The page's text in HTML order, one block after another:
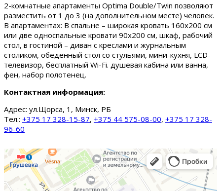
2-комнатные апартаменты Optima Double/Twin позволяют
разместить от 1 до 3 (на дополнительном месте) человек.
В апартаментах: В спальне – широкая кровать 160х200 см
или две односпальные кровати 90х200 см, шкаф, рабочий
стол, в гостиной – диван с креслами и журнальным
столиком, обеденный стол со стульями, мини-кухня, LCD-
телевизор, бесплатный Wi-Fi. душевая кабина или ванна,
фен, набор полотенец.
Контактная информация:
Адрес: ул.Щорса, 1, Минск, РБ
Тел.: +375 17 328-15-87, +375 44 575-08-00, +375 17 328-
96-60